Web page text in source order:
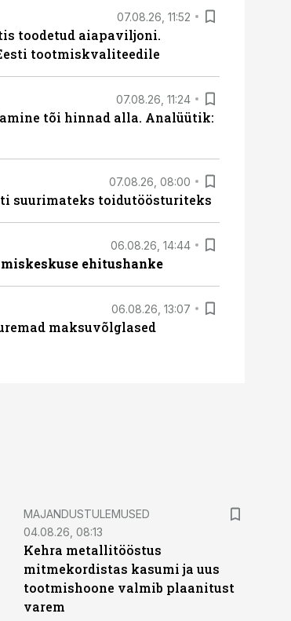
07.08.26, 11:52
toodetud aiapaviljoni.
tootmiskvaliteedile
07.08.26, 11:24
tõi hinnad alla. Analüütik:
07.08.26, 08:00
suurimateks toidutöösturiteks
06.08.26, 14:44
ehitushanke
06.08.26, 13:07
maksuvõlglased
MAJANDUSTULEMUSED
04.08.26, 08:13
Kehra metallitööstus
mitmekordistas kasumi ja uus
tootmishoone valmib plaanitust
varem